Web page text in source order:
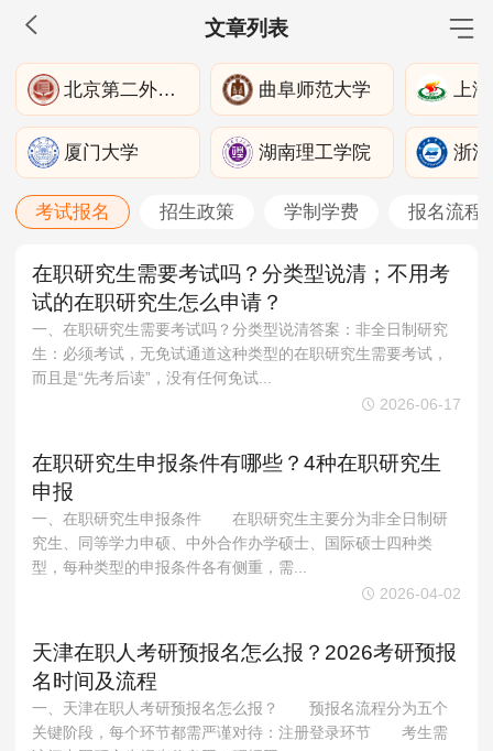
文章列表
MBA工商管理
院校库 考试报名 招生政策 学制学费
报名流程
考试真题
报考经验 招生简章
MEM工程管理
院校库 考试报名 招生政策 学制学费
报名流程
考试真题
报考经验 招生简章
MPA公共管理
报名流程
MPAcc会计专硕
院校库 考试报名 招生政策 学制学费
报名流程
考试真题
报考经验 招生简章
MTA旅游管理
院校库 考试报名
考试真题
报考经验 招生简章
北京第二外国语学院 曲阜师范大学 上
厦门大学 湖南理工学院 浙
考试报名 招生政策 学制学费 报名流程
在职研究生需要考试吗？分类型说清；不用考
试的在职研究生怎么申请？
一、在职研究生需要考试吗？分类型说清答案：非全日制研究
生：必须考试，无免试通道这种类型的在职研究生需要考试，
而且是“先考后读”，没有任何免试...
2026-06-17
在职研究生申报条件有哪些？4种在职研究生
申报
一、在职研究生申报条件 在职研究生主要分为非全日制研
究生、同等学力申硕、中外合作办学硕士、国际硕士四种类
型，每种类型的申报条件各有侧重，需...
2026-04-02
天津在职人考研预报名怎么报？2026考研预报
名时间及流程
一、天津在职人考研预报名怎么报？ 预报名流程分为五个
关键阶段，每个环节都需严谨对待：注册登录环节 考生需